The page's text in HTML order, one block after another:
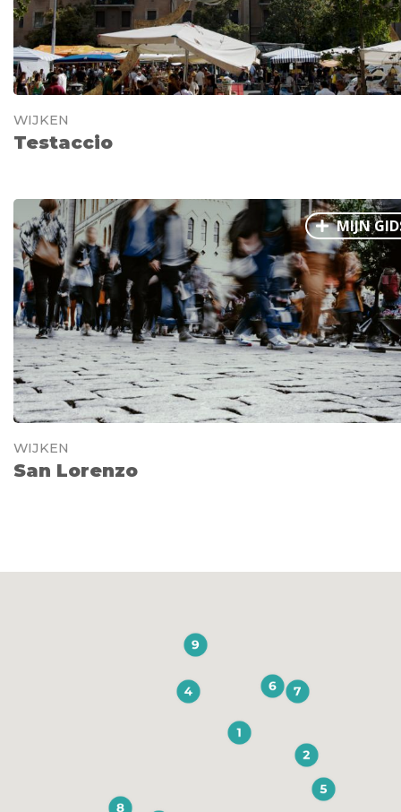
WIJKEN
Testaccio
MIJN
WIJKEN
San Lorenzo